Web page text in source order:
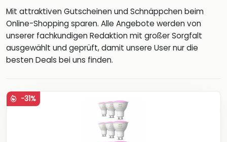
Mit attraktiven Gutscheinen und Schnäppchen beim
Online-Shopping sparen. Alle Angebote werden von
unserer fachkundigen Redaktion mit großer Sorgfalt
ausgewählt und geprüft, damit unsere User nur die
besten Deals bei uns finden.
-31%